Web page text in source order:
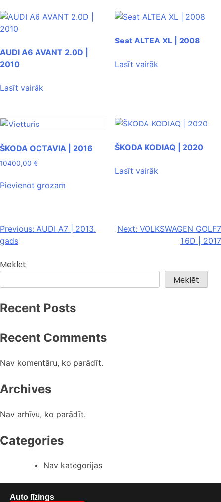
AUDI A6 AVANT 2.0D |
2010
Lasīt vairāk
Seat ALTEA XL | 2008
Lasīt vairāk
ŠKODA OCTAVIA | 2016
10400,00 €
Pievienot grozam
ŠKODA KODIAQ | 2020
Lasīt vairāk
Previous: AUDI A7 | 2013.
gads
Next: VOLKSWAGEN GOLF7
1.6D | 2017
Meklēt
Meklēt
Recent Posts
Recent Comments
Nav komentāru, ko parādīt.
Archives
Nav arhīvu, ko parādīt.
Categories
Nav kategorijas
Auto līzings